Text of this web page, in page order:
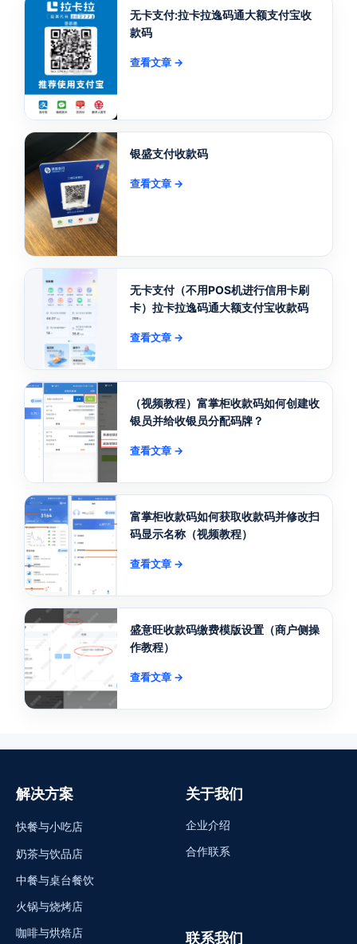
无卡支付:拉卡拉逸码通大额支付宝收
款码
查看文章 →
银盛支付收款码
查看文章 →
无卡支付（不用POS机进行信用卡刷
卡）拉卡拉逸码通大额支付宝收款码
查看文章 →
（视频教程）富掌柜收款码如何创建收
银员并给收银员分配码牌？
查看文章 →
富掌柜收款码如何获取收款码并修改扫
码显示名称（视频教程）
查看文章 →
盛意旺收款码缴费模版设置（商户侧操
作教程）
查看文章 →
解决方案
快餐与小吃店
奶茶与饮品店
中餐与桌台餐饮
火锅与烧烤店
咖啡与烘焙店
关于我们
企业介绍
合作联系
联系我们